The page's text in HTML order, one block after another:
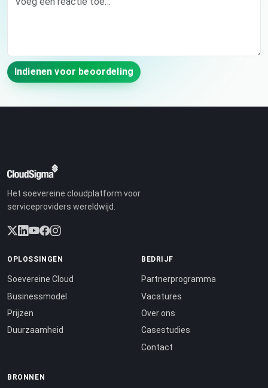
Indienen voor beoordeling
Het soevereine cloudplatform voor
serviceproviders wereldwijd.
OPLOSSINGEN
Soevereine Cloud
Businessmodel
Prijzen
Duurzaamheid
BEDRIJF
Partnerprogramma
Vacatures
Over ons
Casestudies
Contact
BRONNEN